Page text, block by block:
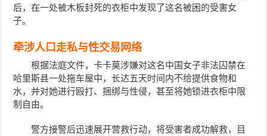
后，在一处被木板封死的衣柜中发现了这名被困的受害女
子。
牵涉人口走私与性交易网络
根据法庭文件，卡卡莫涉嫌对这名中国女子非法囚禁在
哈里斯县一处拖车屋中，长达五天时间内不给提供食物和
水，并对她进行殴打、捆绑与性侵，甚至将她锁进衣柜中限
制自由。
警方接警后迅速展开营救行动，将受害者成功解救，目